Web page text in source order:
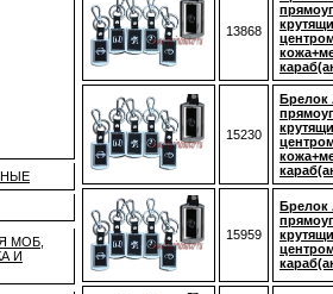
МОБ,
И
13868
15230
Брелок
15959
Брелок